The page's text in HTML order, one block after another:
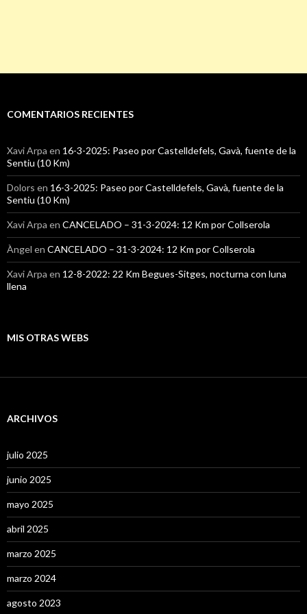
COMENTARIOS RECIENTES
Xavi Arpa en 16-3-2025: Paseo por Castelldefels, Gavà, fuente de la
Sentiu (10 Km)
Dolors en 16-3-2025: Paseo por Castelldefels, Gavà, fuente de la
Sentiu (10 Km)
Xavi Arpa en CANCELADO – 31-3-2024: 12 Km por Collserola
Àngel en CANCELADO – 31-3-2024: 12 Km por Collserola
Xavi Arpa en 12-8-2022: 22 Km Begues-Sitges, nocturna con luna
llena
MIS OTRAS WEBS
ARCHIVOS
julio 2025
junio 2025
mayo 2025
abril 2025
marzo 2025
marzo 2024
agosto 2023